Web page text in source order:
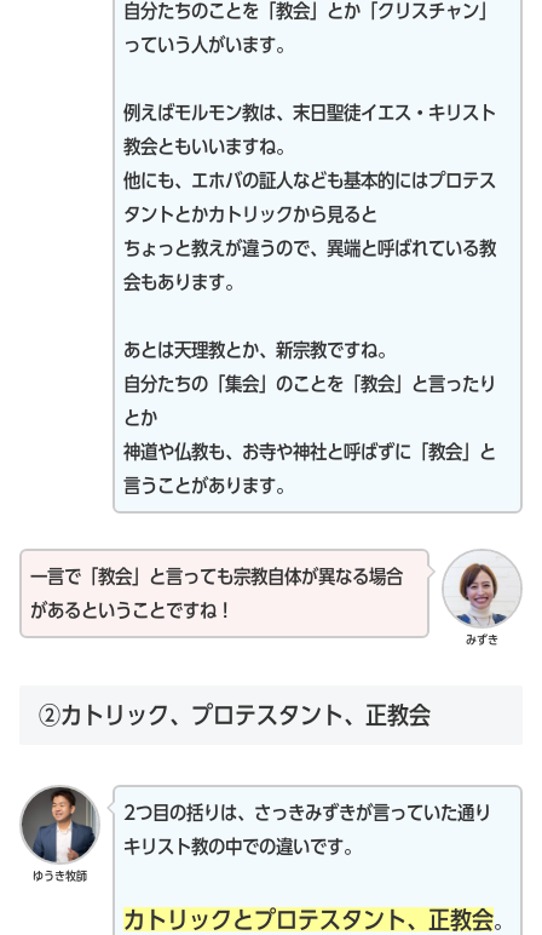
自分たちのことを「教会」とか「クリスチャン」
っていう人がいます。
例えばモルモン教は、末日聖徒イエス・キリスト
教会ともいいますね。
他にも、エホバの証人なども基本的にはプロテス
タントとかカトリックから見ると
ちょっと教えが違うので、異端と呼ばれている教
会もあります。
あとは天理教とか、新宗教ですね。
自分たちの「集会」のことを「教会」と言ったり
とか
神道や仏教も、お寺や神社と呼ばずに「教会」と
言うことがあります。
みずき
一言で「教会」と言っても宗教自体が異なる場合
があるということですね！
②カトリック、プロテスタント、正教会
ゆうき牧師
2つ目の括りは、さっきみずきが言っていた通り
キリスト教の中での違いです。
カトリックとプロテスタント、正教会。